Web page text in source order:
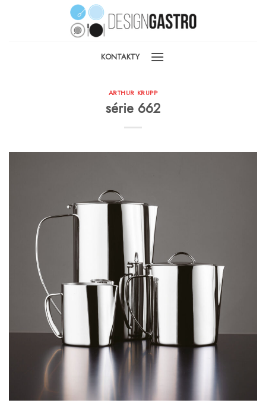
KONTAKTY
ARTHUR KRUPP
série 662